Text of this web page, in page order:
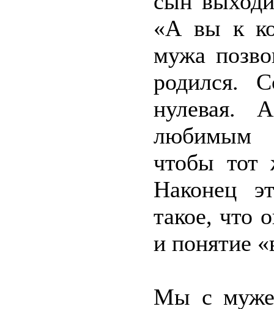
«А вы к
мужа
родился.
нулевая.
любимым
чтобы тот
Наконец
такое, что
и понятие
Мы с